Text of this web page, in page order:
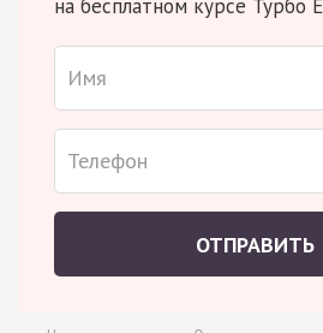
на бесплатном курсе Турбо
ОТПРАВИТЬ